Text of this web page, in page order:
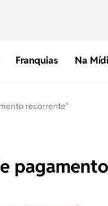
Franquias Na
recorrente"